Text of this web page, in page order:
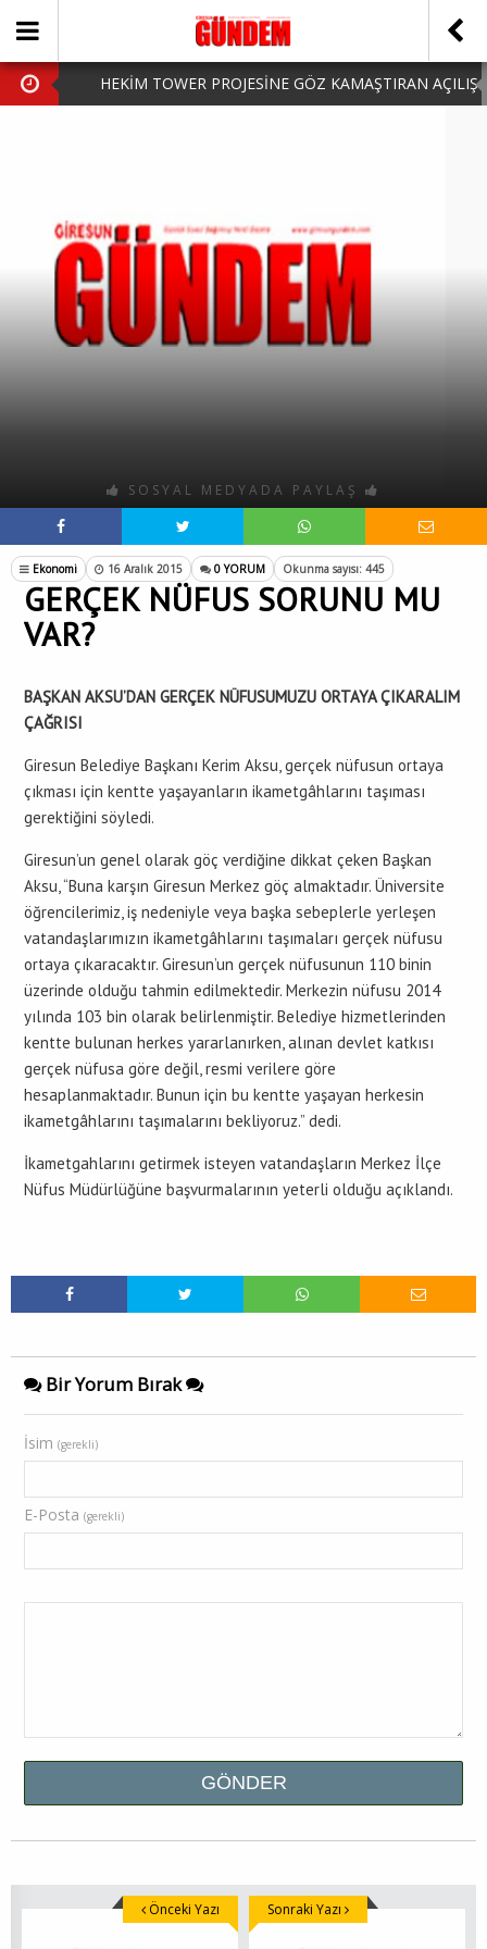
HEKİM TOWER PROJESİNE GÖZ KAMAŞTIRAN AÇILIŞ
HARUN CİCİ: VİDEOYU GÖRÜNCE GÖZLERİM DOLDU
SOSYAL MEDYADA PAYLAŞ
Ekonomi 16 Aralık 2015 0 YORUM Okunma sayısı: 445
GERÇEK NÜFUS SORUNU MU
VAR?
BAŞKAN AKSU’DAN GERÇEK NÜFUSUMUZU ORTAYA ÇIKARALIM
ÇAĞRISI
Giresun Belediye Başkanı Kerim Aksu, gerçek nüfusun ortaya
çıkması için kentte yaşayanların ikametgâhlarını taşıması
gerektiğini söyledi.
Giresun’un genel olarak göç verdiğine dikkat çeken Başkan
Aksu, “Buna karşın Giresun Merkez göç almaktadır. Üniversite
öğrencilerimiz, iş nedeniyle veya başka sebeplerle yerleşen
vatandaşlarımızın ikametgâhlarını taşımaları gerçek nüfusu
ortaya çıkaracaktır. Giresun’un gerçek nüfusunun 110 binin
üzerinde olduğu tahmin edilmektedir. Merkezin nüfusu 2014
yılında 103 bin olarak belirlenmiştir. Belediye hizmetlerinden
kentte bulunan herkes yararlanırken, alınan devlet katkısı
gerçek nüfusa göre değil, resmi verilere göre
hesaplanmaktadır. Bunun için bu kentte yaşayan herkesin
ikametgâhlarını taşımalarını bekliyoruz.” dedi.
İkametgahlarını getirmek isteyen vatandaşların Merkez İlçe
Nüfus Müdürlüğüne başvurmalarının yeterli olduğu açıklandı.
Bir Yorum Bırak
İsim (gerekli)
E-Posta (gerekli)
Önceki Yazı Sonraki Yazı